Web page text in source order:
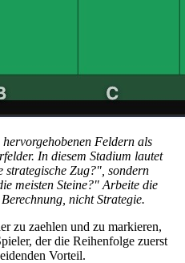
Feldern als
In diesem Stadium lautet
strategische Zug?", sondern
meisten Steine?" Arbeite die
nicht Strategie.
zu zaehlen und zu markieren,
der die Reihenfolge zuerst
Vorteil.